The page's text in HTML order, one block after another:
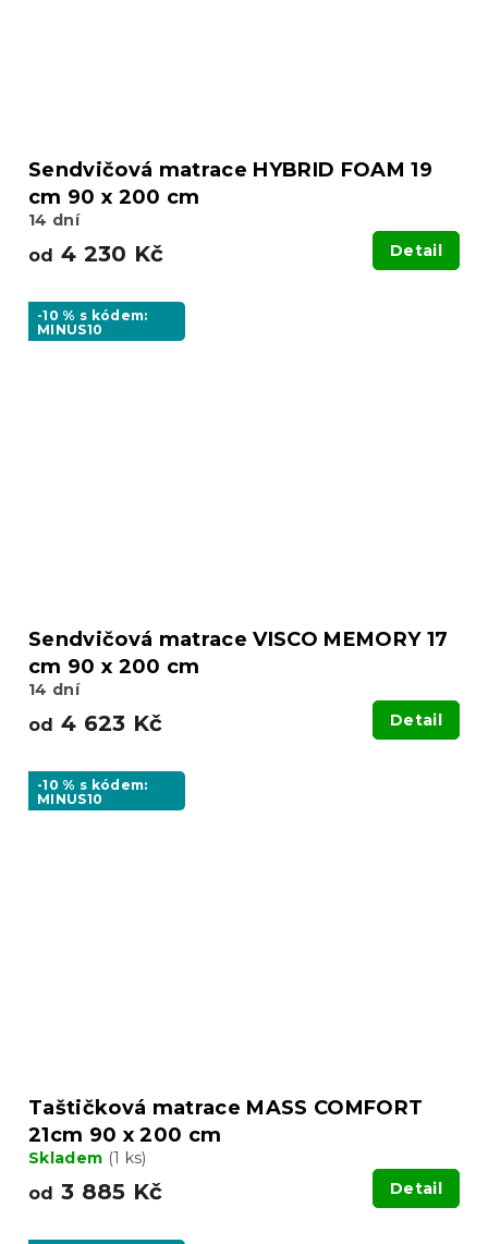
Sendvičová matrace HYBRID FOAM 19
cm 90 x 200 cm
14 dní
od 4 230 Kč Detail
-10 % s kódem:
MINUS10
Sendvičová matrace VISCO MEMORY 17
cm 90 x 200 cm
14 dní
od 4 623 Kč Detail
-10 % s kódem:
MINUS10
Taštičková matrace MASS COMFORT
21cm 90 x 200 cm
Skladem (1 ks)
od 3 885 Kč Detail